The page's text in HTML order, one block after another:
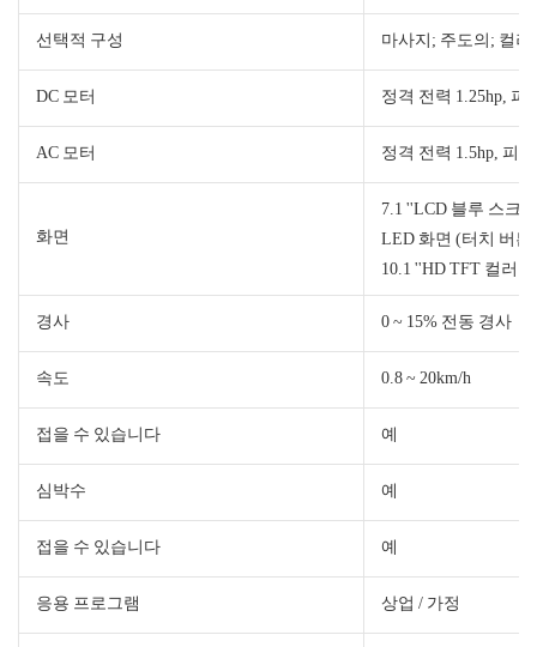
선택적 구성 마사지; 주도의; 컬
DC 모터 정격 전력 1.25hp, 피
AC 모터 정격 전력 1.5hp, 피
화면
7.1 ''LCD 블루 스크
LED 화면 (터치 버튼)
10.1 ''HD TFT 컬러
경사 0 ~ 15% 전동 경사
속도 0.8 ~ 20km/h
접을 수 있습니다 예
심박수 예
접을 수 있습니다 예
응용 프로그램 상업 / 가정